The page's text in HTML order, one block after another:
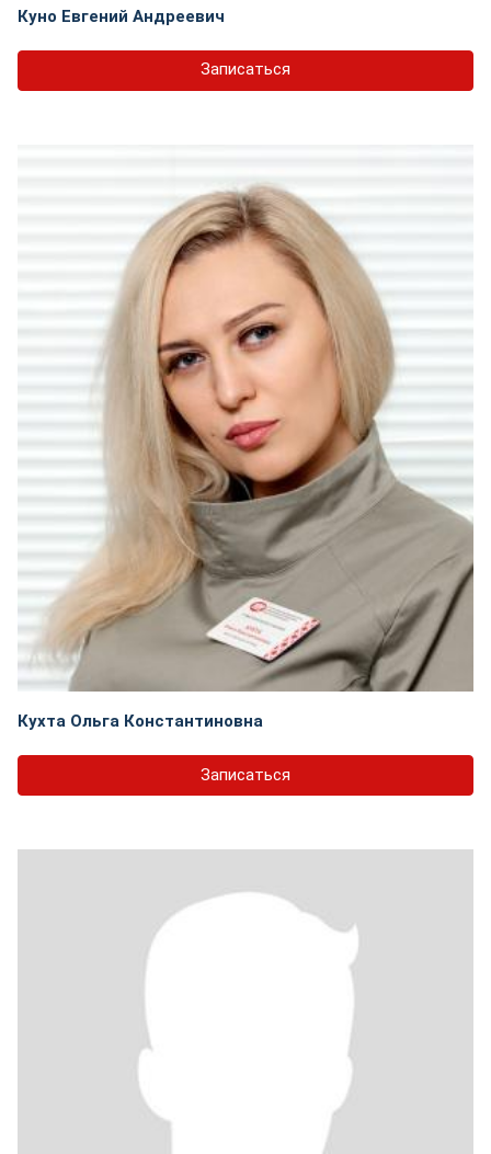
Куно Евгений Андреевич
Записаться
Кухта Ольга Константиновна
Записаться